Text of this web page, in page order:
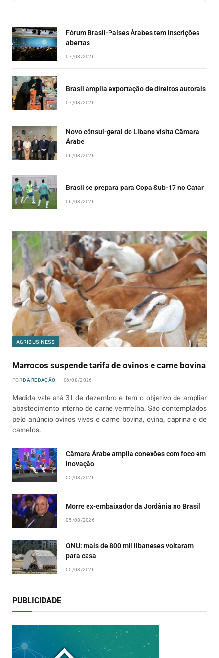
EPISODE
EPISODES
Fórum Brasil-Países Árabes tem inscrições
abertas
07/08/2026
Brasil amplia exportação de direitos autorais
07/08/2026
Novo cônsul-geral do Líbano visita Câmara
Árabe
06/08/2026
Brasil se prepara para Copa Sub-17 no Catar
06/08/2026
AGRIBUSINESS
Marrocos suspende tarifa de ovinos e carne bovina
POR DA REDAÇÃO 06/08/2026
Medida vale até 31 de dezembro e tem o objetivo de ampliar
abastecimento interno de carne vermelha. São contemplados
pelo anúncio ovinos vivos e carne bovina, ovina, caprina e de
camelos.
Câmara Árabe amplia conexões com foco em
inovação
05/08/2026
Morre ex-embaixador da Jordânia no Brasil
05/08/2026
ONU: mais de 800 mil libaneses voltaram
para casa
05/08/2026
PUBLICIDADE